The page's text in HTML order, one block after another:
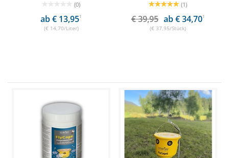
(0)
ab € 13,951
(€ 14,70/Liter)
(1)
€ 39,95 ab € 34,701
(€ 37,95/Stück)